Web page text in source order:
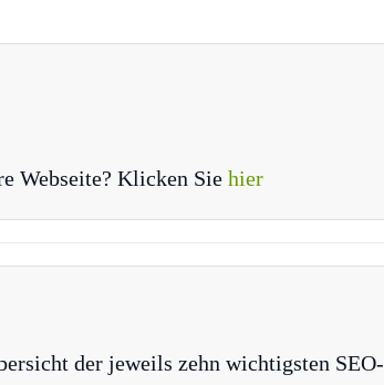
Webseite? Klicken Sie hier
der jeweils zehn wichtigsten SEO-